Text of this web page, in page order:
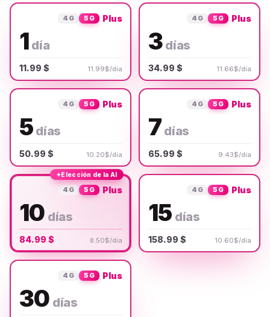
4G 5G Plus
1 día
11.99 $ 11.99$/día
4G 5G Plus
3 días
34.99 $ 11.66$/día
4G 5G Plus
5 días
50.99 $ 10.20$/día
4G 5G Plus
7 días
65.99 $ 9.43$/día
✦Elección de la AI
4G 5G Plus
10 días
84.99 $ 8.50$/día
4G 5G Plus
15 días
158.99 $ 10.60$/día
4G 5G Plus
30 días